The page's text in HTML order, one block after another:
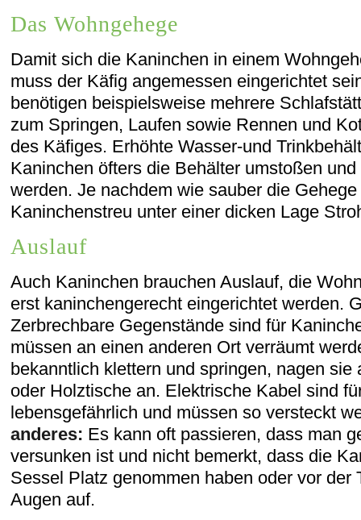
Das Wohngehege
Damit sich die Kaninchen in einem
muss der Käfig angemessen eingerichtet
benötigen beispielsweise mehrere
zum Springen, Laufen sowie Rennen und
des Käfiges. Erhöhte Wasser-und
Kaninchen öfters die Behälter umstoßen
werden. Je nachdem wie sauber die
Kaninchenstreu unter einer dicken Lage
Auslauf
Auch Kaninchen brauchen Auslauf, die
erst kaninchengerecht eingerichtet werden.
Zerbrechbare Gegenstände sind für
müssen an einen anderen Ort verräumt
bekanntlich klettern und springen, nagen sie
oder Holztische an. Elektrische Kabel sind
lebensgefährlich und müssen so versteckt
anderes: Es kann oft passieren, dass man
versunken ist und nicht bemerkt, dass die
Sessel Platz genommen haben oder vor der
Augen auf.